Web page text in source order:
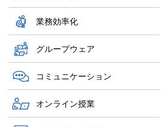
業務効率化
グループウェア
コミュニケーション
オンライン授業